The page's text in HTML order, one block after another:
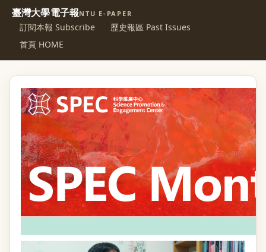
臺灣大學電子報NTU E-PAPER
訂閱本報 Subscribe
歷史報區 Past Issues
首頁 HOME